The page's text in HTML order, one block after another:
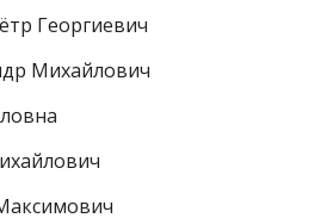
Георгиевич
Михайлович